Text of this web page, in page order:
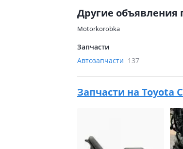
Другие объявления
Motorkorobka
Запчасти
Автозапчасти 137
Запчасти на Toyota